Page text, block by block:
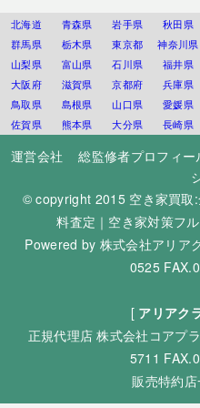
北海道 青森県 岩手県 秋田県
群馬県
栃木県 東京都 神奈川県
山梨県
富山県 石川県 福井県
大阪府
滋賀県 京都府 兵庫県
鳥取県
島根県 山口県 愛媛県
佐賀県
熊本県 大分県 長崎県
運営会社 総監修者プロフィー
© copyright 2015 空き家買取
料査定｜空き家対策フ
Powered by 株式会社アリア
0525
[ アリアク
正規代理店株式会社コアプ
5711
販売特約